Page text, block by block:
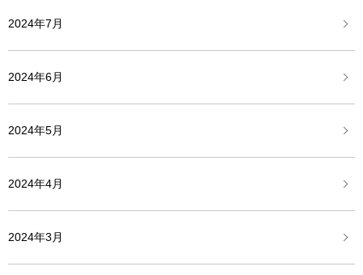
2024年7月
2024年6月
2024年5月
2024年4月
2024年3月